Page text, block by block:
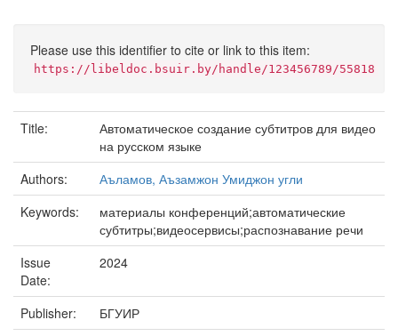
Please use this identifier to cite or link to this item:
https://libeldoc.bsuir.by/handle/123456789/55818
Title:
Автоматическое создание субтитров для видео
на русском языке
Authors:
Аъламов, Аъзамжон Умиджон угли
Keywords:
материалы конференций;автоматические
субтитры;видеосервисы;распознавание речи
Issue
Date:
2024
Publisher:
БГУИР